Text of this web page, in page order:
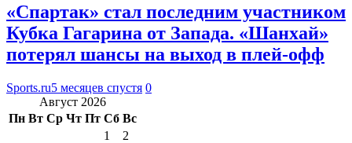
«Спартак» стал последним участником
Кубка Гагарина от Запада. «Шанхай»
потерял шансы на выход в плей-офф
Sports.ru5 месяцев спустя 0
Август 2026
Пн Вт Ср Чт Пт Сб Вс
1
2